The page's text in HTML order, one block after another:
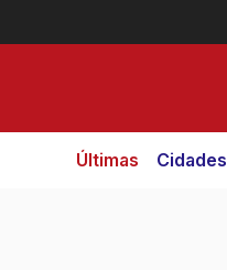
Últimas Cidades